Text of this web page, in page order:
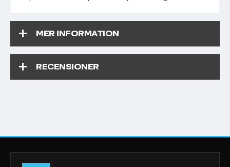
MER INFORMATION
RECENSIONER